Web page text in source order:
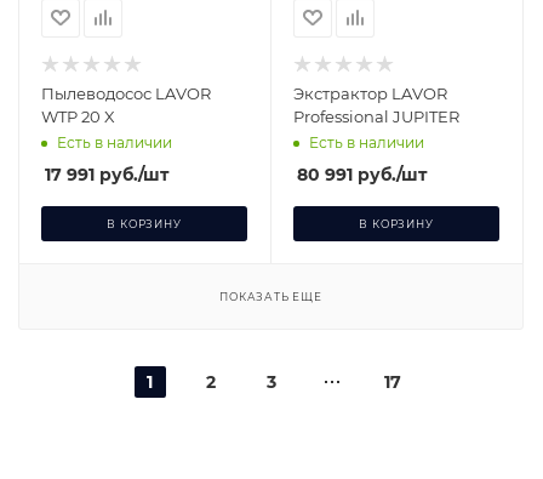
Пылеводосос LAVOR
WTP 20 X
Есть в наличии
17 991 руб./шт
В КОРЗИНУ
Экстрактор LAVOR
Professional JUPITER
Есть в наличии
80 991 руб./шт
В КОРЗИНУ
ПОКАЗАТЬ ЕЩЕ
1 2 3 17